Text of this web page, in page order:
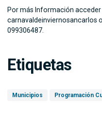
Por más Información
carnavaldeinviernosancarlos
099306487.
Etiquetas
Municipios Programación